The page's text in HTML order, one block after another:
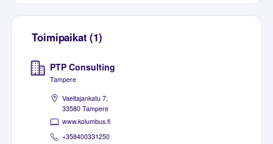
Toimipaikat (1)
PTP Consulting
Tampere
Vaeltajankatu 7,
33580 Tampere
www.kolumbus.fi
+358400331250